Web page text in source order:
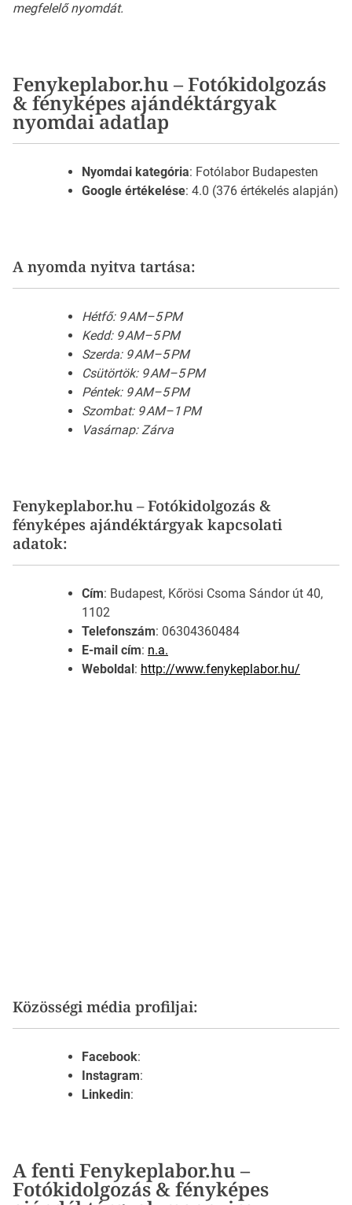
megfelelő nyomdát.
Fenykeplabor.hu – Fotókidolgozás
& fényképes ajándéktárgyak
nyomdai adatlap
Nyomdai kategória: Fotólabor Budapesten
Google értékelése: 4.0 (376 értékelés alapján)
A nyomda nyitva tartása:
Hétfő: 9 AM–5 PM
Kedd: 9 AM–5 PM
Szerda: 9 AM–5 PM
Csütörtök: 9 AM–5 PM
Péntek: 9 AM–5 PM
Szombat: 9 AM–1 PM
Vasárnap: Zárva
Fenykeplabor.hu – Fotókidolgozás &
fényképes ajándéktárgyak kapcsolati
adatok:
Cím: Budapest, Kőrösi Csoma Sándor út 40,
1102
Telefonszám: 06304360484
E-mail cím: n.a.
Weboldal : http://www.fenykeplabor.hu/
Közösségi média profiljai:
Facebook:
Instagram:
Linkedin:
A fenti Fenykeplabor.hu –
Fotókidolgozás & fényképes